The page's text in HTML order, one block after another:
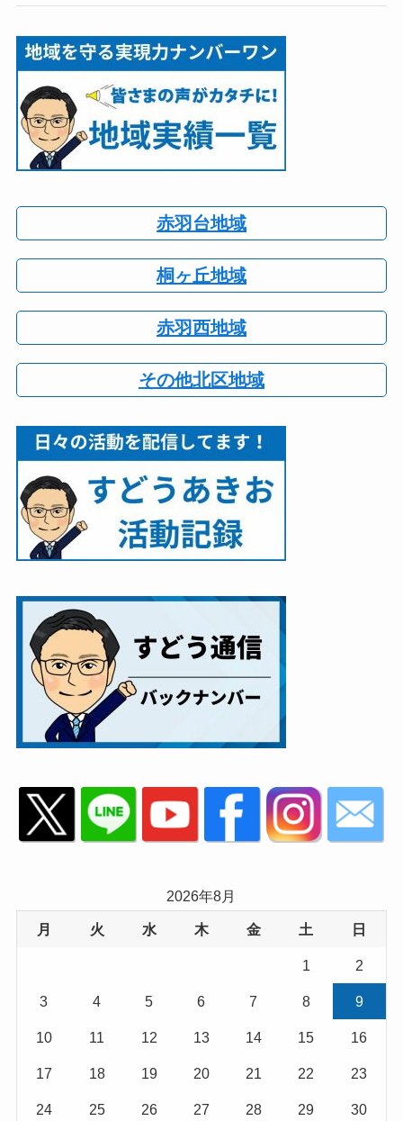
赤羽台地域
桐ヶ丘地域
赤羽西地域
その他北区地域
2026年8月
月 火 水 木 金 土 日
1 2
3 4 5 6 7 8 9
10 11 12 13 14 15 16
17 18 19 20 21 22 23
24 25 26 27 28 29 30